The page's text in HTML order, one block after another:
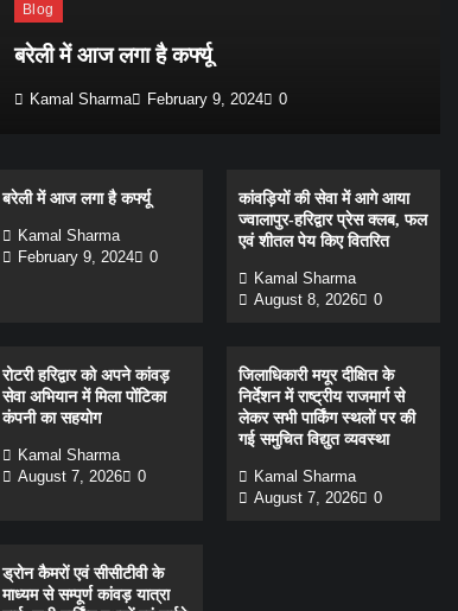
Blog
बरेली में आज लगा है कर्फ्यू
Kamal Sharma February 9, 2024 0
बरेली में आज लगा है कर्फ्यू
Kamal Sharma
February 9, 2024
0
कांवड़ियों की सेवा में आगे आया
ज्वालापुर-हरिद्वार प्रेस क्लब, फल
एवं शीतल पेय किए वितरित
Kamal Sharma
August 8, 2026
0
रोटरी हरिद्वार को अपने कांवड़
सेवा अभियान में मिला पोंटिका
कंपनी का सहयोग
Kamal Sharma
August 7, 2026
0
जिलाधिकारी मयूर दीक्षित के
निर्देशन में राष्ट्रीय राजमार्ग से
लेकर सभी पार्किंग स्थलों पर की
गई समुचित विद्युत व्यवस्था
Kamal Sharma
August 7, 2026
0
ड्रोन कैमरों एवं सीसीटीवी के
माध्यम से सम्पूर्ण कांवड़ यात्रा